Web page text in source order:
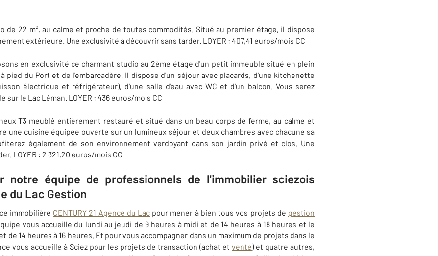
de 22 m², au calme et proche de toutes commodités. Situé au premier étage, il dispose
extérieure. Une exclusivité à découvrir sans tarder. LOYER : 407,41 euros/mois CC
en exclusivité ce charmant studio au 2ème étage d'un petit immeuble situé en plein
pied du Port et de l'embarcadère. Il dispose d'un séjour avec placards, d'une kitchenette
électrique et réfrigérateur), d'une salle d'eau avec WC et d'un balcon. Vous serez
sur le Lac Léman. LOYER : 436 euros/mois CC
T3 meublé entièrement restauré et situé dans un beau corps de ferme, au calme et
une cuisine équipée ouverte sur un lumineux séjour et deux chambres avec chacune sa
également de son environnement verdoyant dans son jardin privé et clos. Une
LOYER : 2 321,20 euros/mois CC
notre équipe de professionnels de l'immobilier sciezois
du Lac Gestion
immobilière CENTURY 21 Agence du Lac pour mener à bien tous vos projets de gestion
vous accueille du lundi au jeudi de 9 heures à midi et de 14 heures à 18 heures et le
de 14 heures à 16 heures. Et pour vous accompagner dans un maximum de projets dans le
vous accueille à Sciez pour les projets de transaction (achat et vente) et quatre autres,